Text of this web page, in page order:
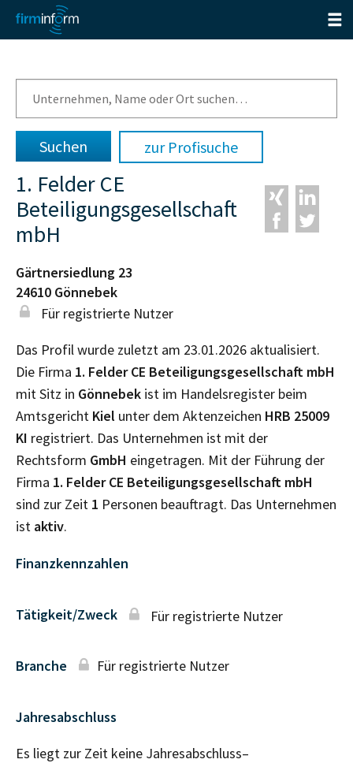
zur Profisuche
1. Felder CE
Beteiligungsgesellschaft
mbH
Gärtnersiedlung 23
24610 Gönnebek
Für registrierte Nutzer
Das Profil wurde zuletzt am 23.01.2026 aktualisiert.
Die Firma 1. Felder CE Beteiligungsgesellschaft mbH
mit Sitz in Gönnebek ist im Handelsregister beim
Amtsgericht Kiel unter dem Aktenzeichen HRB 25009
KI registriert. Das Unternehmen ist mit der
Rechtsform GmbH eingetragen. Mit der Führung der
Firma 1. Felder CE Beteiligungsgesellschaft mbH
sind zur Zeit 1 Personen beauftragt. Das Unternehmen
ist aktiv.
Finanzkennzahlen
Tätigkeit/Zweck Für registrierte Nutzer
Branche Für registrierte Nutzer
Jahresabschluss
Es liegt zur Zeit keine Jahresabschluss–